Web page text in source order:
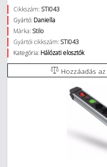
Cikkszám: STI043
Gyártó: Daniella
Márka: Stilo
Gyártói cikkszám: STI043
Kategória: Hálózati elosztók
Hozzáadás